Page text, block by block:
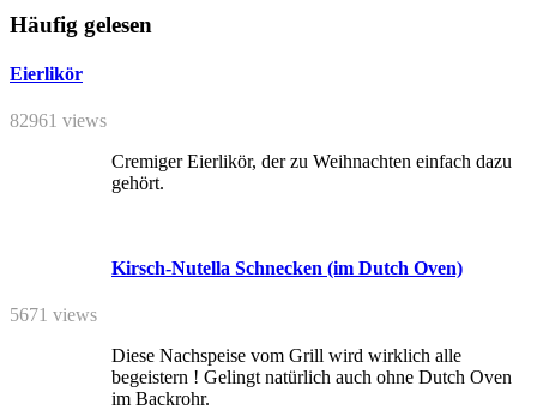
Häufig gelesen
Eierlikör
82961 views
Cremiger Eierlikör, der zu Weihnachten einfach dazu
gehört.
Kirsch-Nutella Schnecken (im Dutch Oven)
5671 views
Diese Nachspeise vom Grill wird wirklich alle
begeistern ! Gelingt natürlich auch ohne Dutch Oven
im Backrohr.